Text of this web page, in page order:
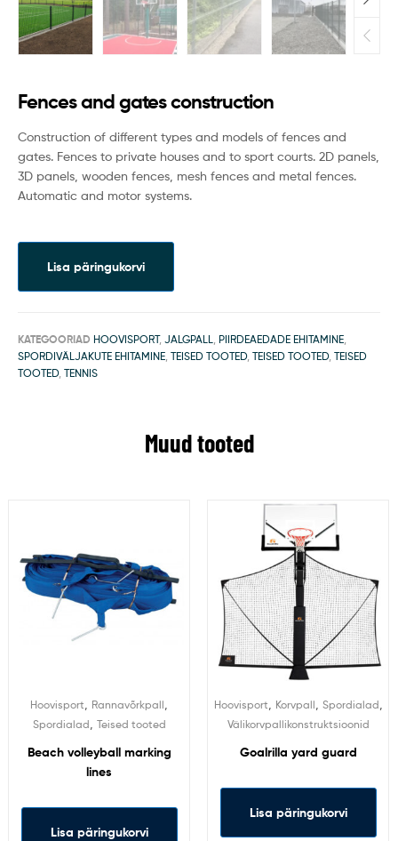
Fences and gates construction
Construction of different types and models of fences and
gates. Fences to private houses and to sport courts. 2D panels,
3D panels, wooden fences, mesh fences and metal fences.
Automatic and motor systems.
Lisa päringukorvi
KATEGOORIAD HOOVISPORT, JALGPALL, PIIRDEAEDADE EHITAMINE,
SPORDIVÄLJAKUTE EHITAMINE, TEISED TOOTED, TEISED TOOTED, TEISED
TOOTED, TENNIS
Muud tooted
Hoovisport Rannavõrkpall
Spordialad Teised tooted
Beach volleyball marking
lines
Lisa päringukorvi
Hoovisport Korvpall Spordialad
Välikorvpallikonstruktsioonid
Goalrilla yard guard
Lisa päringukorvi